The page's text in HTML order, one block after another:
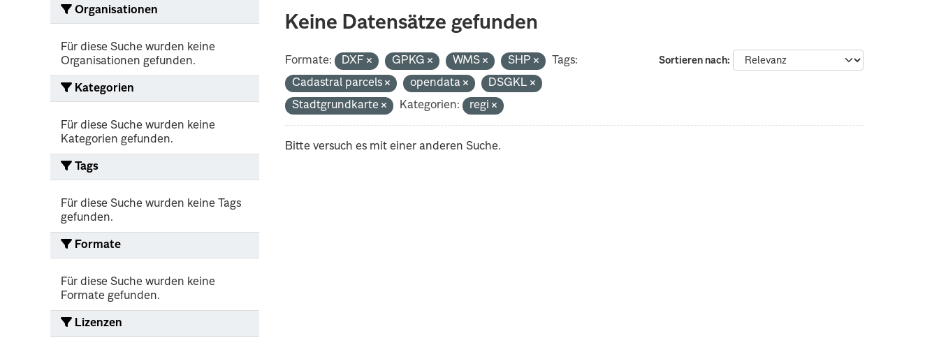
Organisationen
Für diese Suche wurden keine
Organisationen gefunden.
Kategorien
Für diese Suche wurden keine
Kategorien gefunden.
Tags
Für diese Suche wurden keine Tags
gefunden.
Formate
Für diese Suche wurden keine
Formate gefunden.
Lizenzen
Keine Datensätze gefunden
Sortieren nach
Formate: DXF GPKG WMS SHP
Tags:
Cadastral parcels
opendata
DSGKL
Stadtgrundkarte
Kategorien: regi
Bitte versuch es mit einer anderen Suche.